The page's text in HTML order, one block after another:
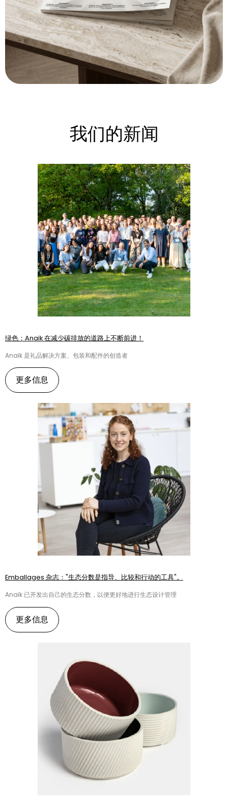
我们的新闻
绿色：Anaïk 在减少碳排放的道路上不断前进！
Anaïk 是礼品解决方案、包装和配件的创造者
更多信息
Emballages 杂志："生态分数是指导、比较和行动的工具"。
Anaïk 已开发出自己的生态分数，以便更好地进行生态设计管理
更多信息